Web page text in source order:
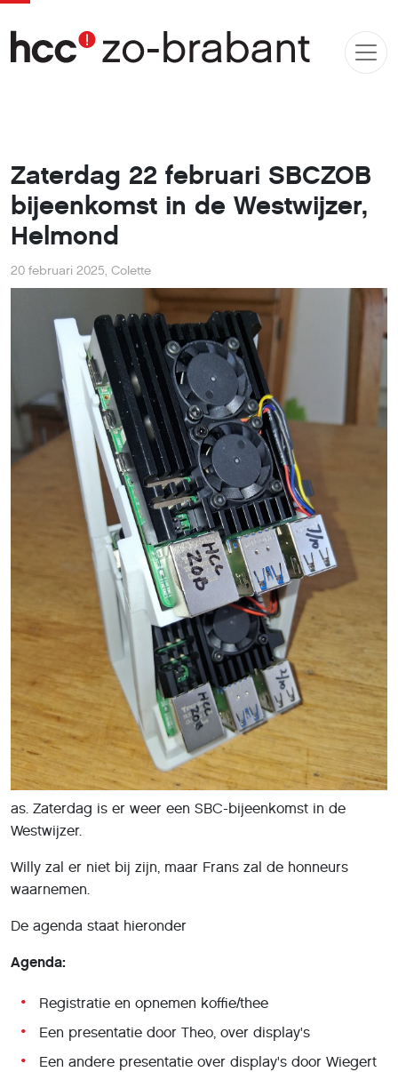
Zaterdag 22 februari SBCZOB
bijeenkomst in de Westwijzer,
Helmond
20 februari 2025, Colette
as. Zaterdag is er weer een SBC-bijeenkomst in de
Westwijzer.
Willy zal er niet bij zijn, maar Frans zal de honneurs
waarnemen.
De agenda staat hieronder
Agenda:
Registratie en opnemen koffie/thee
Een presentatie door Theo, over display's
Een andere presentatie over display's door Wiegert